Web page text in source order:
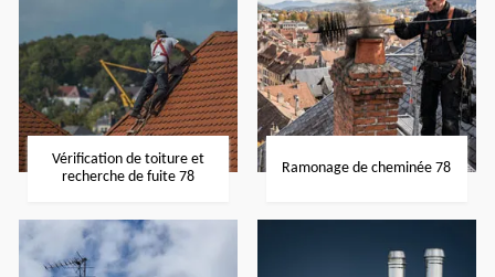
Vérification de toiture et
recherche de fuite 78
Ramonage de cheminée 78